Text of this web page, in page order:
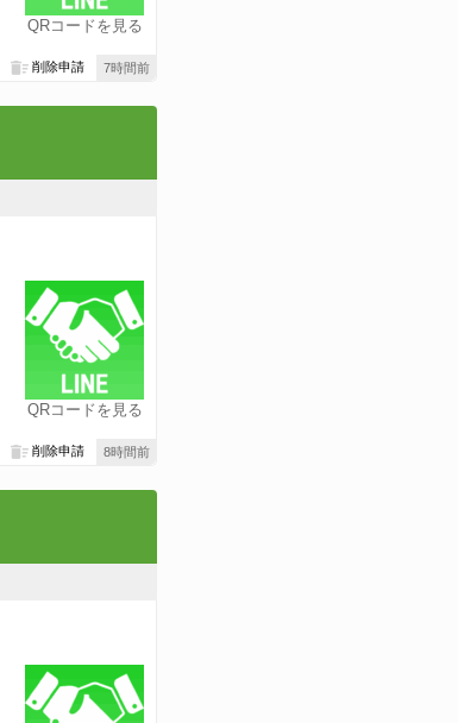
QRコードを見る
7時間前
削除申請
QRコードを見る
8時間前
削除申請